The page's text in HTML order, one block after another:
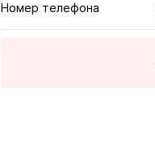
Номер телефона